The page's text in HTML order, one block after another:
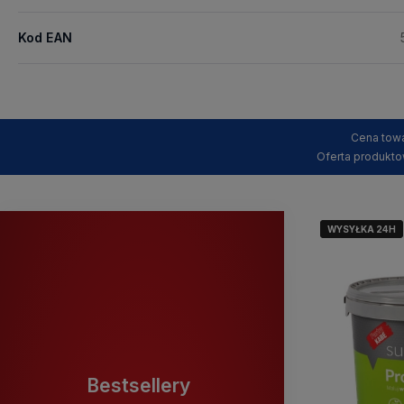
Kod EAN
Cena
Oferta
Bestsellery
WYSYŁKA 24H
WYSYŁKA 24H